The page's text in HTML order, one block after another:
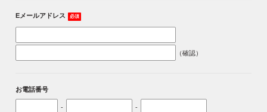
Eメールアドレス 必須
（確認）
お電話番号
- -